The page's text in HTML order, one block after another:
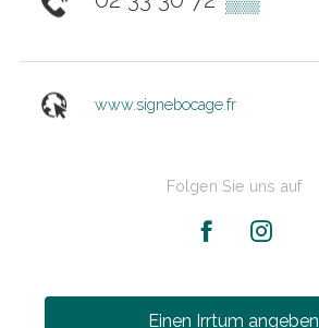
www.signebocage.fr
Folgen Sie uns auf
Einen Irrtum angeben